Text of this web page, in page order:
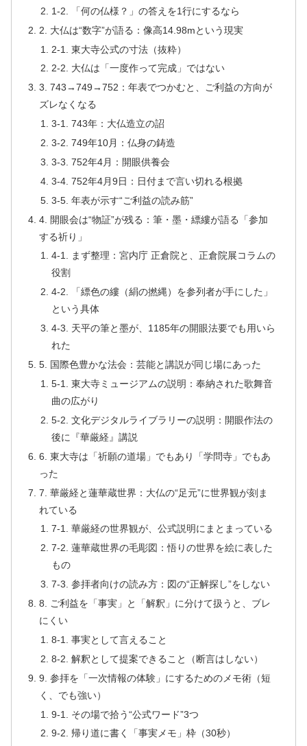
1-2. 「何の仏様？」の答えを1行にするなら
2. 大仏は“数字”が語る：像高14.98mという現実
2-1. 東大寺公式の寸法（抜粋）
2-2. 大仏は「一度作って完成」ではない
3. 743→749→752：年表でつかむと、ご利益の方向が
ズレなくなる
3-1. 743年：大仏造立の詔
3-2. 749年10月：仏身の鋳造
3-3. 752年4月：開眼供養会
3-4. 752年4月9日：日付まで言い切れる根拠
3-5. 年表が示す“ご利益の読み筋”
4. 開眼会は“物証”が残る：筆・墨・縹縷が語る「参加
する祈り」
4-1. まず整理：宮内庁 正倉院と、正倉院展コラムの
役割
4-2. 「縹色の縷（絹の撚縄）を参列者が手にした」
という具体
4-3. 天平の筆と墨が、1185年の開眼法要でも用いら
れた
5. 国際色豊かな法会：芸能と講説が同じ場にあった
5-1. 東大寺ミュージアムの説明：奉納された歌舞音
曲の広がり
5-2. 文化デジタルライブラリーの説明：開眼作法の
後に『華厳経』講説
6. 東大寺は「祈願の道場」でもあり「学問寺」でもあ
った
7. 華厳経と蓮華蔵世界：大仏の“足元”に世界観が刻ま
れている
7-1. 華厳経の世界観が、公式説明にまとまっている
7-2. 蓮華蔵世界の毛彫図：悟りの世界を絵に表した
もの
7-3. 参拝者向けの読み方：図の“正解探し”をしない
8. ご利益を「事実」と「解釈」に分けて扱うと、ブレ
にくい
8-1. 事実として言えること
8-2. 解釈として提案できること（断言はしない）
9. 参拝を「一次情報の体験」にするためのメモ術（短
く、でも強い）
9-1. その場で拾う“公式ワード”3つ
9-2. 帰り道に書く「事実メモ」枠（30秒）